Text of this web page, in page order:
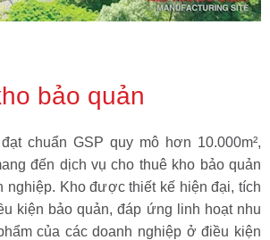
bảo quản
chuẩn GSP quy mô hơn 10.000m²,
đến dịch vụ cho thuê kho bảo quản
nghiệp. Kho được thiết kế hiện đại, tích
kiện bảo quản, đáp ứng linh hoạt nhu
của các doanh nghiệp ở điều kiện